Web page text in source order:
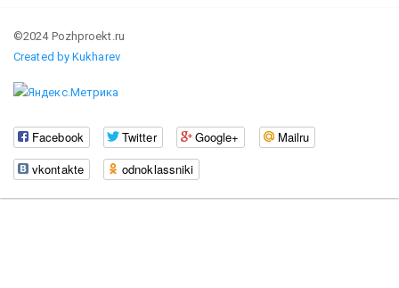
©2024 Pozhproekt.ru
Created by Kukharev
Facebook Twitter Google+
Mailru
vkontakte
odnoklassniki